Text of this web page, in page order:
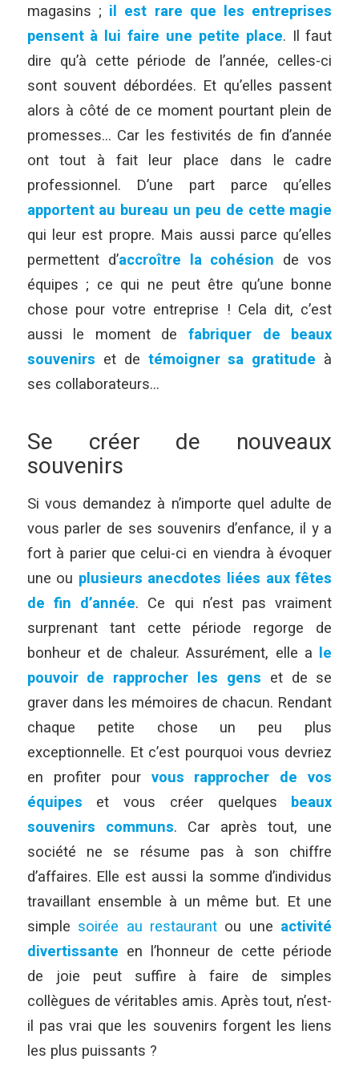
magasins ; il est rare que les entreprises
pensent à lui faire une petite place. Il faut
dire qu’à cette période de l’année, celles-ci
sont souvent débordées. Et qu’elles passent
alors à côté de ce moment pourtant plein de
promesses… Car les festivités de fin d’année
ont tout à fait leur place dans le cadre
professionnel. D’une part parce qu’elles
apportent au bureau un peu de cette magie
qui leur est propre. Mais aussi parce qu’elles
permettent d’accroître la cohésion de vos
équipes ; ce qui ne peut être qu’une bonne
chose pour votre entreprise ! Cela dit, c’est
aussi le moment defabriquer de beaux
souvenirs et de témoigner sa gratitude à
ses collaborateurs…
Se créer de nouveaux
souvenirs
Si vous demandez à n’importe quel adulte de
vous parler de ses souvenirs d’enfance, il y a
fort à parier que celui-ci en viendra à évoquer
une ou plusieurs anecdotes liées aux fêtes
de fin d’année. Ce qui n’est pas vraiment
surprenant tant cette période regorge de
bonheur et de chaleur. Assurément, elle a le
pouvoir de rapprocher les gens et de se
graver dans les mémoires de chacun. Rendant
chaque petite chose un peu plus
exceptionnelle. Et c’est pourquoi vous devriez
en profiter pour vous rapprocher de vos
équipes et vous créer quelques beaux
souvenirs communs. Car après tout, une
société ne se résume pas à son chiffre
d’affaires. Elle est aussi la somme d’individus
travaillant ensemble à un même but. Et une
simple soirée au restaurant ou une activité
divertissante en l’honneur de cette période
de joie peut suffire à faire de simples
collègues de véritables amis. Après tout, n’est-
il pas vrai que les souvenirs forgent les liens
les plus puissants ?